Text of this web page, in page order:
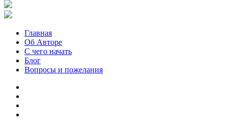
Главная
Об Авторе
С чего начать
Блог
Вопросы и пожелания